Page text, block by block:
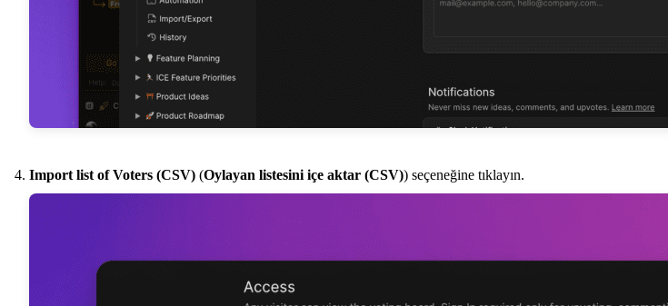
Import list of Voters (CSV) (Oylayan listesini içe aktar (CSV)) seçeneğine tıklayın.